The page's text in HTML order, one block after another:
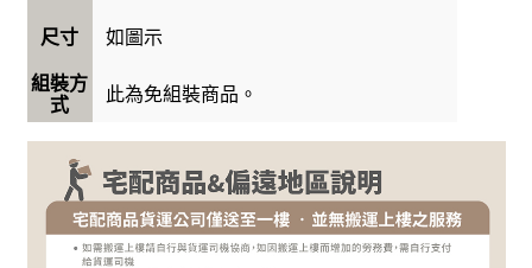
尺寸 如圖示
組裝方
式
此為免組裝商品。